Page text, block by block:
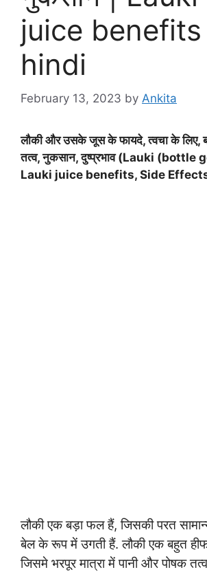
juice benefits
hindi
February 13, 2023 by Ankita
लौकी और उसके जूस के फायदे, त्वचा के लिए,
तत्व, नुकसान, दुष्प्रभाव (Lauki (bottle
Lauki juice benefits, Side
लौकी एक बड़ा फल हैं, जिसकी परत
बेल के रूप में उगती हैं. लौकी एक बहुत
जिसमे भरपूर मात्रा में पानी और पोषक